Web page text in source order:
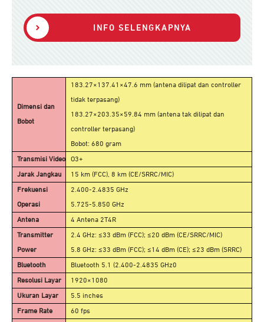
INFO SELENGKAPNYA
Dimensi dan
Bobot
183.27×137.41×47.6 mm (antena dilipat dan controller
tidak terpasang)
183.27×203.35×59.84 mm (antena tak dilipat dan
controller terpasang)
Bobot: 680 gram
Transmisi Video O3+
Jarak Jangkau 15 km (FCC), 8 km (CE/SRRC/MIC)
Frekuensi
Operasi
2.400-2.4835 GHz
5.725-5.850 GHz
Antena 4 Antena 2T4R
Transmitter
Power
2.4 GHz: ≤33 dBm (FCC); ≤20 dBm (CE/SRRC/MIC)
5.8 GHz: ≤33 dBm (FCC); ≤14 dBm (CE); ≤23 dBm (SRRC)
Bluetooth Bluetooth 5.1 (2.400-2.4835 GHz0
Resolusi Layar 1920×1080
Ukuran Layar 5.5 inches
Frame Rate 60 fps